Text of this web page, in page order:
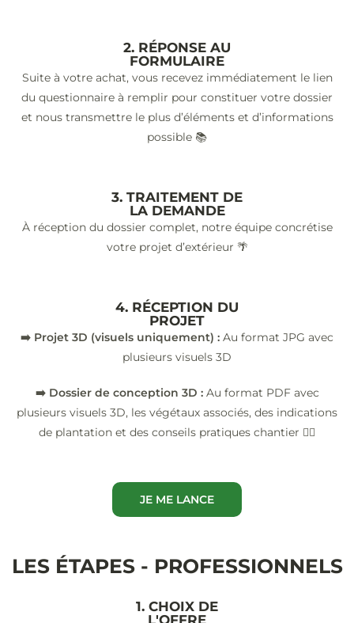
2. RÉPONSE AU
FORMULAIRE
Suite à votre achat, vous recevez immédiatement le lien
du questionnaire à remplir pour constituer votre dossier
et nous transmettre le plus d’éléments et d’informations
possible 📚
3. TRAITEMENT DE
LA DEMANDE
À réception du dossier complet, notre équipe concrétise
votre projet d’extérieur 🌴
4. RÉCEPTION DU
PROJET
➡️ Projet 3D (visuels uniquement) : Au format JPG avec
plusieurs visuels 3D
➡️ Dossier de conception 3D :Au format PDF avec
plusieurs visuels 3D, les végétaux associés, des indications
de plantation et des conseils pratiques chantier 👷‍♂️
JE ME LANCE
LES ÉTAPES - PROFESSIONNELS
1. CHOIX DE
L'OFFRE